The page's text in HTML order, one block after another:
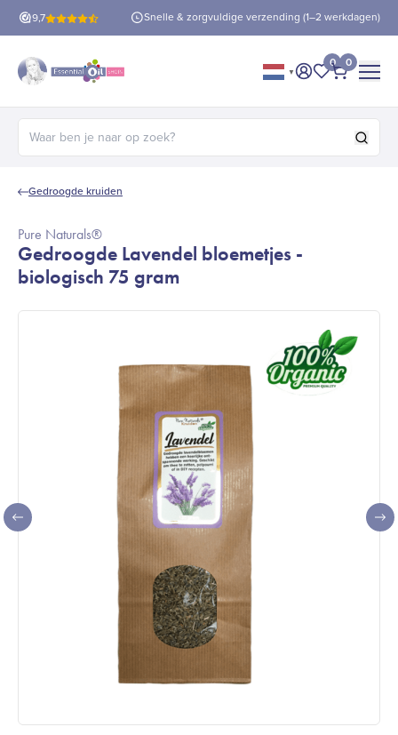
9,7
verzendingvanaf €60! Snelle & zorgvuldige verzending (1–2 werkdagen)
▼ Mijn account
Mijn
0 0
Zoeken naar:
Gedroogde kruiden
Pure Naturals®
Gedroogde Lavendel bloemetjes -
biologisch 75 gram